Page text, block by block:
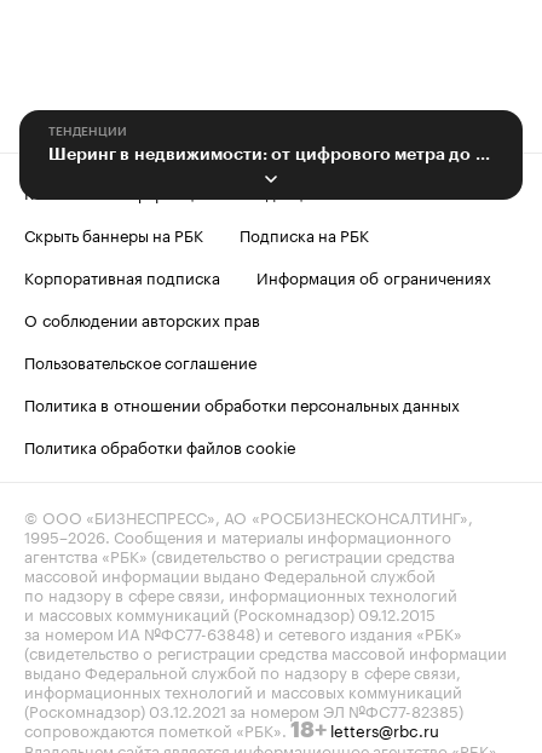
ТЕНДЕНЦИИ
Шеринг в недвижимости: от цифрового метра до города-спутника
Контактная информация
Редакция
Скрыть баннеры на РБК
Подписка на РБК
Корпоративная подписка
Информация об ограничениях
О соблюдении авторских прав
Пользовательское соглашение
Политика в отношении обработки персональных данных
Политика обработки файлов cookie
© ООО «БИЗНЕСПРЕСС», АО «РОСБИЗНЕСКОНСАЛТИНГ»,
1995–2026 . Сообщения и материалы информационного
агентства «РБК» (свидетельство о регистрации средства
массовой информации выдано Федеральной службой
по надзору в сфере связи, информационных технологий
и массовых коммуникаций (Роскомнадзор) 09.12.2015
за номером ИА №ФС77-63848) и сетевого издания «РБК»
(свидетельство о регистрации средства массовой информации
выдано Федеральной службой по надзору в сфере связи,
информационных технологий и массовых коммуникаций
(Роскомнадзор) 03.12.2021 за номером ЭЛ №ФС77-82385)
сопровождаются пометкой «РБК». 18+ letters@rbc.ru